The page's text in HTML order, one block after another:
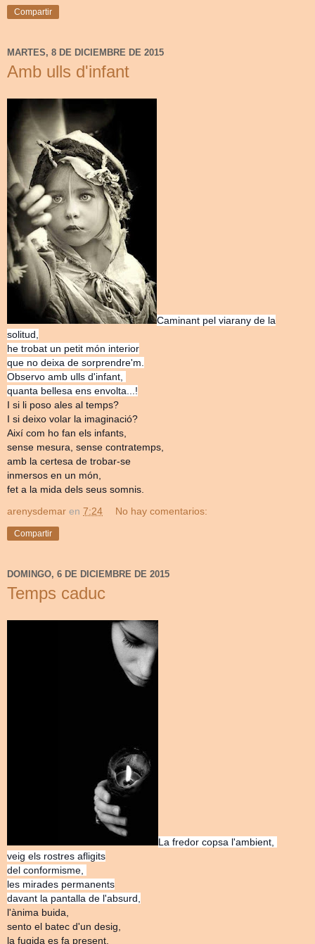
Compartir
MARTES, 8 DE DICIEMBRE DE 2015
Amb ulls d'infant
Caminant pel viarany de la
solitud,
he trobat un petit món interior
que no deixa de sorprendre'm.
Observo amb ulls d'infant,
quanta bellesa ens envolta...!
I si li poso ales al temps?
I si deixo volar la imaginació?
Així com ho fan els infants,
sense mesura, sense contratemps,
amb la certesa de trobar-se
inmersos en un món,
fet a la mida dels seus somnis.
arenysdemar en 7:24 No hay comentarios:
Compartir
DOMINGO, 6 DE DICIEMBRE DE 2015
Temps caduc
La fredor copsa l'ambient,
veig els rostres afligits
del conformisme,
les mirades permanents
davant la pantalla de l'absurd,
l'ànima buida,
sento el batec d'un desig,
la fugida es fa present.